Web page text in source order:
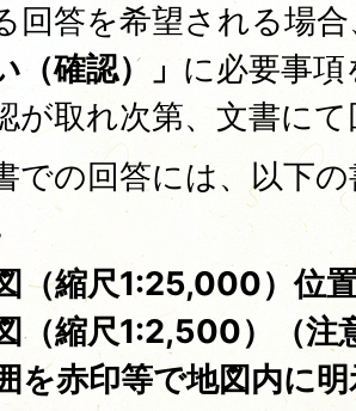
回答を希望される場
（確認）」に必要事
が取れ次第、文書に
での回答には、以下
（縮尺1:25,000）位
（縮尺1:2,500）（注
を赤印等で地図内に